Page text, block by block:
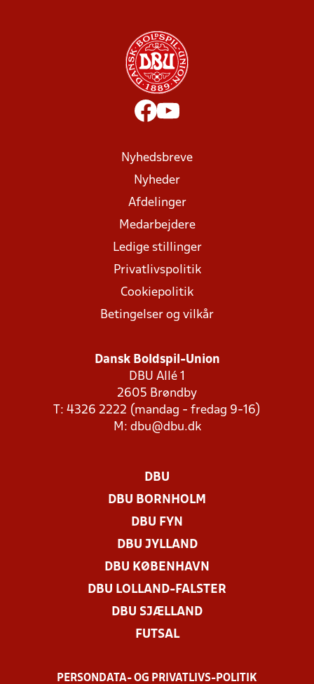
Nyhedsbreve
Nyheder
Afdelinger
Medarbejdere
Ledige stillinger
Privatlivspolitik
Cookiepolitik
Betingelser og vilkår
Dansk Boldspil-Union
DBU Allé 1
2605 Brøndby
T: 4326 2222 (mandag - fredag 9-16)
M: dbu@dbu.dk
DBU
DBU BORNHOLM
DBU FYN
DBU JYLLAND
DBU KØBENHAVN
DBU LOLLAND-FALSTER
DBU SJÆLLAND
FUTSAL
PERSONDATA- OG PRIVATLIVS-POLITIK